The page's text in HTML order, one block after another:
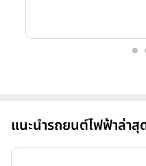
แนะนำรถยนต์ไฟฟ้าล่าสุ